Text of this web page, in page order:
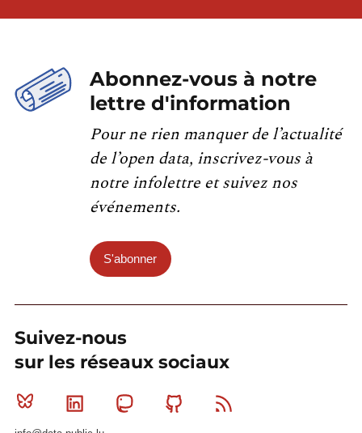
Abonnez-vous à notre
lettre d'information
Pour ne rien manquer de l’actualité
de l’open data, inscrivez-vous à
notre infolettre et suivez nos
événements.
S'abonner
Suivez-nous
sur les réseaux sociaux
Bluesky Linkedin MastodonGithub